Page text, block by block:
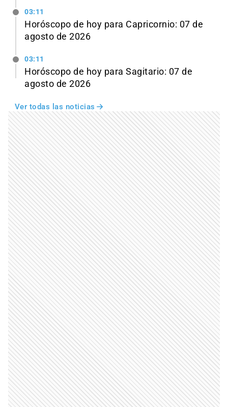
03:11
Horóscopo de hoy para Capricornio: 07 de
agosto de 2026
03:11
Horóscopo de hoy para Sagitario: 07 de
agosto de 2026
Ver todas las noticias